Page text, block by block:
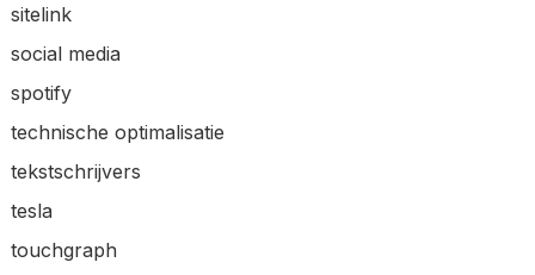
sitelink
social media
spotify
technische optimalisatie
tekstschrijvers
tesla
touchgraph